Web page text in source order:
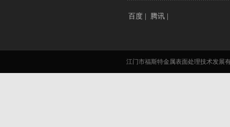
百度 腾讯
江门市福斯特金属表面处理技术发展